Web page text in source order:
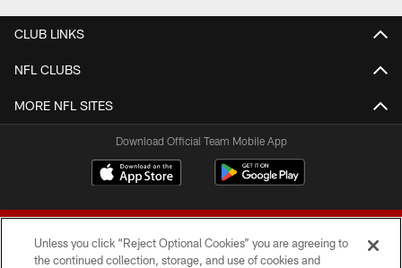
CLUB LINKS
NFL CLUBS
MORE NFL SITES
Download Official Team Mobile App
Unless you click “Reject Optional Cookies” you are agreeing to
the continued collection, storage, and use of cookies and